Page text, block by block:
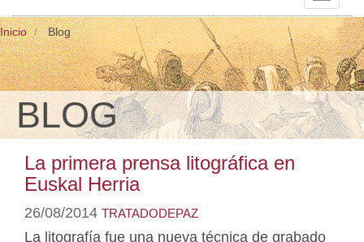
Inicio Blog
BLOG
La primera prensa litográfica en
Euskal Herria
26/08/2014 TRATADODEPAZ
La litografía fue una nueva técnica de grabado